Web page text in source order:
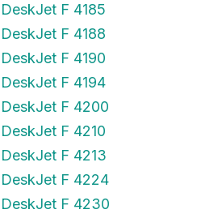
F 4185
F 4188
F 4190
F 4194
F 4200
F 4210
F 4213
F 4224
F 4230